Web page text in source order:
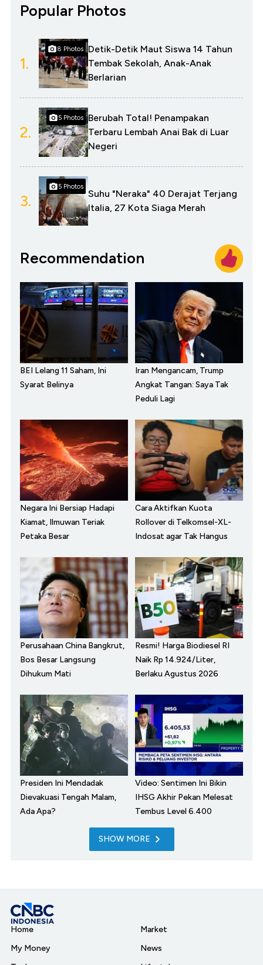
Popular Photos
1.
8 Photos
Detik-Detik Maut Siswa 14 Tahun
Tembak Sekolah, Anak-Anak
Berlarian
2.
5 Photos
Berubah Total! Penampakan
Terbaru Lembah Anai Bak di Luar
Negeri
3.
5 Photos
Suhu "Neraka" 40 Derajat Terjang
Italia, 27 Kota Siaga Merah
Recommendation
BEI Lelang 11 Saham, Ini
Syarat Belinya
Iran Mengancam, Trump
Angkat Tangan: Saya Tak
Peduli Lagi
Negara Ini Bersiap Hadapi
Kiamat, Ilmuwan Teriak
Petaka Besar
Cara Aktifkan Kuota
Rollover di Telkomsel-XL-
Indosat agar Tak Hangus
Perusahaan China Bangkrut,
Bos Besar Langsung
Dihukum Mati
Resmi! Harga Biodiesel RI
Naik Rp 14.924/Liter,
Berlaku Agustus 2026
Presiden Ini Mendadak
Dievakuasi Tengah Malam,
Ada Apa?
Video: Sentimen Ini Bikin
IHSG Akhir Pekan Melesat
Tembus Level 6.400
SHOW MORE
Home
My Money
Market
News